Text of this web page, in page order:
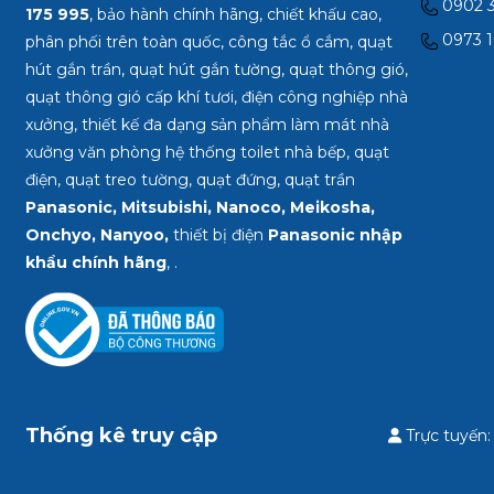
175 995, bảo hành chính hãng, chiết khấu cao,
phân phối trên toàn quốc, công tắc ổ cắm, quạt
hút gắn trần, quạt hút gắn tường, quạt thông gió,
quạt thông gió cấp khí tươi, điện công nghiệp nhà
xưởng, thiết kế đa dạng sản phẩm làm mát nhà
xưởng văn phòng hệ thống toilet nhà bếp, quạt
điện, quạt treo tường, quạt đứng, quạt trần
Panasonic, Mitsubishi, Nanoco, Meikosha,
Onchyo, Nanyoo,thiết bị điện Panasonic nhập
khẩu chính hãng, .
0902
0973
Thống kê truy cập Trực tuyến: